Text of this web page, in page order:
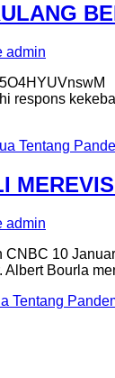
admin
respons
Tentang
admin
10
Bourla
Tentang